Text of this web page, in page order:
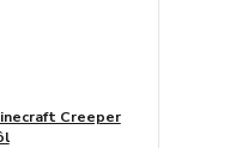
Creeper